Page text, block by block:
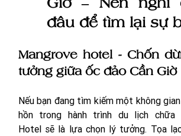
đâu để tìm lại sự
Mangrove hotel - Chốn
tưởng giữa ốc đảo Cần Giờ
Nếu bạn đang tìm kiếm một không
hồn trong hành trình du lịch chữa
Hotel sẽ là lựa chọn lý tưởng. Tọa